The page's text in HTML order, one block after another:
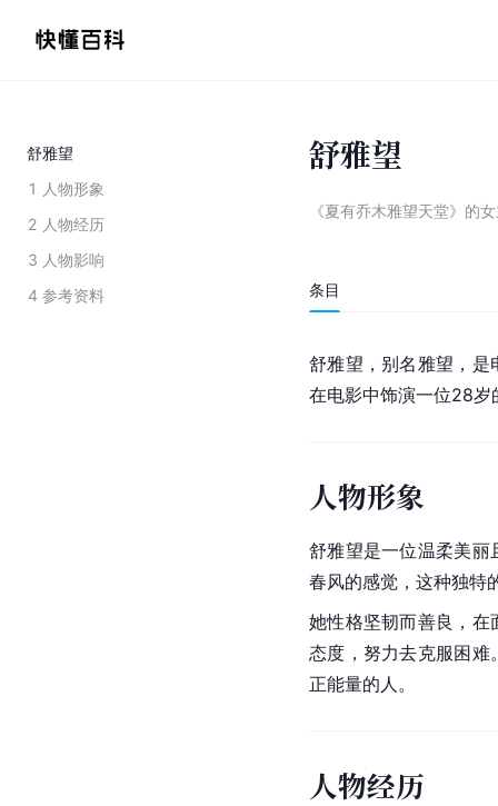
舒雅望
1 人物形象
2 人物经历
3 人物影响
4 参考资料
舒雅望
《夏有乔木雅望天堂》的
条目
舒雅望，别名雅望，是
在电影中饰演一位28岁
人物形象
舒雅望是一位温柔美丽
春风的感觉，这种独特
她性格坚韧而善良，在
态度，努力去克服困
正能量的人。
人物经历